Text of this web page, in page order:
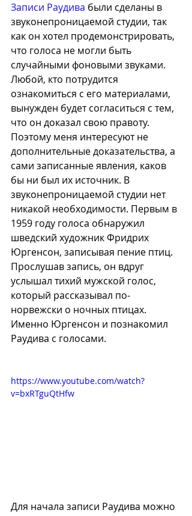
Записи Раудива были сделаны в
звуконепроницаемой студии, так
как он хотел продемонстрировать,
что голоса не могли быть
случайными фоновыми звуками.
Любой, кто потрудится
ознакомиться с его материалами,
вынужден будет согласиться с тем,
что он доказал свою правоту.
Поэтому меня интересуют не
дополнительные доказательства, а
сами записанные явления, каков
бы ни был их источник. В
звуконепроницаемой студии нет
никакой необходимости. Первым в
1959 году голоса обнаружил
шведский художник Фридрих
Юргенсон, записывая пение птиц.
Прослушав запись, он вдруг
услышал тихий мужской голос,
который рассказывал по-
норвежски о ночных птицах.
Именно Юргенсон и познакомил
Раудива с голосами.
https://www.youtube.com/watch?
v=bxRTguQtHfw
Для начала записи Раудива можно